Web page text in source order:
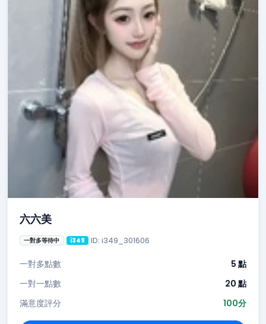
六六美
一對多等待中 i349 ID: i349_301606
一對多點數
5 點
一對一點數
20 點
滿意度評分
100分